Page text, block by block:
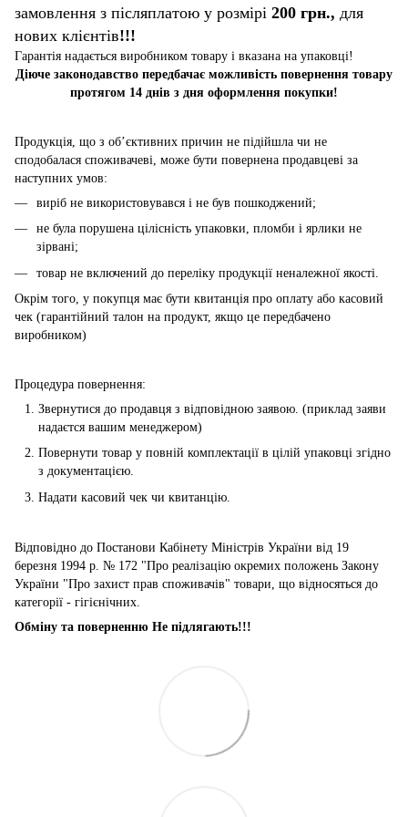
замовлення з післяплатою у розмірі 200 грн., для
нових клієнтів!!!
Гарантія надається виробником товару і вказана на упаковці!
Діюче законодавство передбачає можливість повернення товару
протягом 14 днів з дня оформлення покупки!
Продукція, що з об’єктивних причин не підійшла чи не
сподобалася споживачеві, може бути повернена продавцеві за
наступних умов:
виріб не використовувався і не був пошкоджений;
не була порушена цілісність упаковки, пломби і ярлики не
зірвані;
товар не включений до переліку продукції неналежної якості.
Окрім того, у покупця має бути квитанція про оплату або касовий
чек (гарантійний талон на продукт, якщо це передбачено
виробником)
Процедура повернення:
Звернутися до продавця з відповідною заявою. (приклад заяви
надаєтся вашим менеджером)
Повернути товар у повній комплектації в цілій упаковці згідно
з документацією.
Надати касовий чек чи квитанцію.
Відповідно до Постанови Кабінету Міністрів України від 19
березня 1994 р. № 172 "Про реалізацію окремих положень Закону
України "Про захист прав споживачів" товари, що відносяться до
категорії - гігієнічних.
Обміну та поверненню Не підлягають!!!